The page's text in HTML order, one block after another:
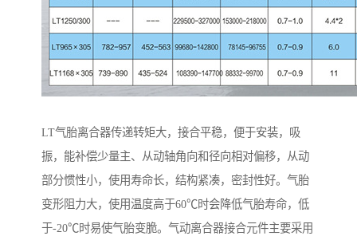
LT气胎离合器传递转矩大，接合平稳，便于安装，吸
振，能补偿少量主、从动轴角向和径向相对偏移，从动
部分惯性小，使用寿命长，结构紧凑，密封性好。气胎
变形阻力大，使用温度高于60℃时会降低气胎寿命，低
于-20℃时易使气胎变脆。气动离合器接合元件主要采用